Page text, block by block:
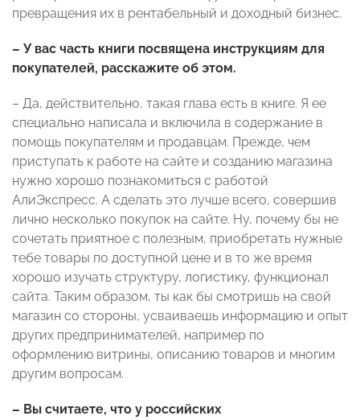
превращения их в рентабельный и доходный бизнес.
– У вас часть книги посвящена инструкциям для
покупателей, расскажите об этом.
– Да, действительно, такая глава есть в книге. Я ее
специально написала и включила в содержание в
помощь покупателям и продавцам. Прежде, чем
приступать к работе на сайте и созданию магазина
нужно хорошо познакомиться с работой
АлиЭкспресс. А сделать это лучше всего, совершив
лично несколько покупок на сайте. Ну, почему бы не
сочетать приятное с полезным, приобретать нужные
тебе товары по доступной цене и в то же время
хорошо изучать структуру, логистику, функционал
сайта. Таким образом, ты как бы смотришь на свой
магазин со стороны, усваиваешь информацию и опыт
других предпринимателей, например по
оформлению витрины, описанию товаров и многим
другим вопросам.
– Вы считаете, что у российских